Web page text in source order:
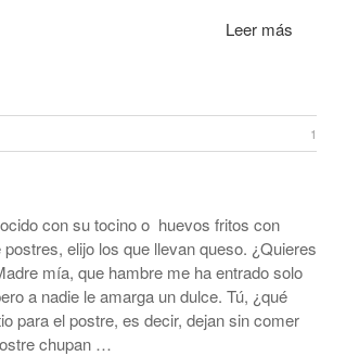
Leer más
1
con su tocino o huevos fritos con
elijo los que llevan queso. ¿Quieres
mía, que hambre me ha entrado solo
a nadie le amarga un dulce. Tú, ¿qué
para el postre, es decir, dejan sin comer
chupan …